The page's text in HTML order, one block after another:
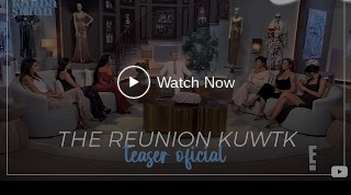
Watch Now